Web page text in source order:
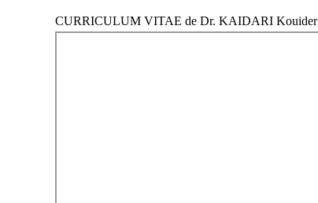
CURRICULUM VITAE de Dr. KAIDARI Kouider